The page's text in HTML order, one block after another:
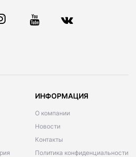
ИНФОРМАЦИЯ
О компании
Новости
Контакты
Политика конфиденциальности